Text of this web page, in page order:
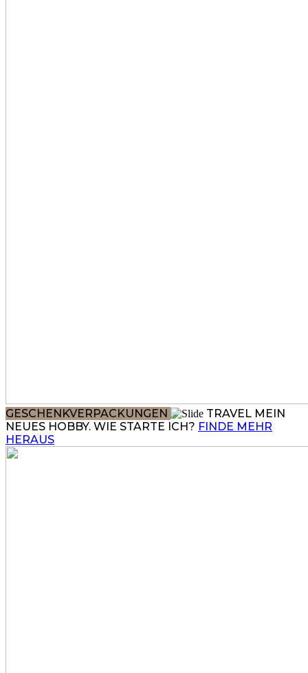
GESCHENKVERPACKUNGEN TRAVEL MEIN
NEUES HOBBY. WIE STARTE ICH? FINDE MEHR
HERAUS